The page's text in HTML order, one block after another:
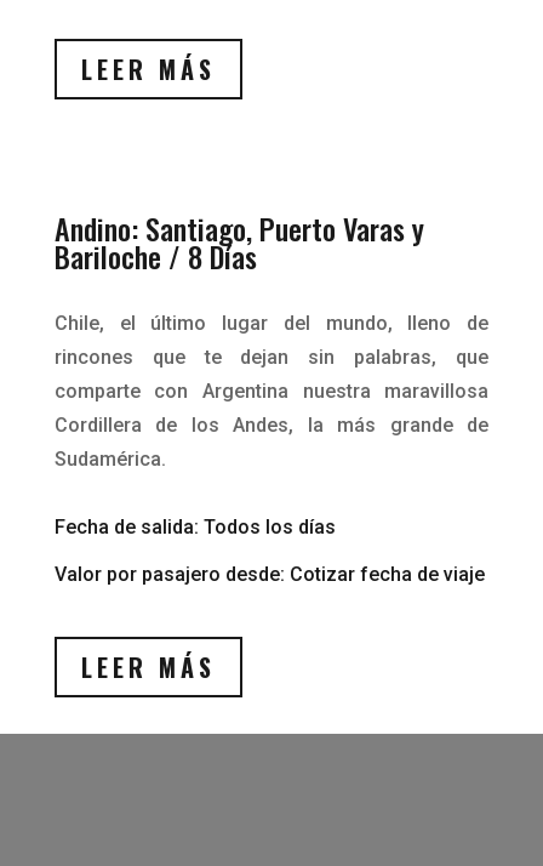
LEER MÁS
Andino: Santiago, Puerto Varas y
Bariloche / 8 Días
Chile, el último lugar del mundo, lleno de
rincones que te dejan sin palabras, que
comparte con Argentina nuestra maravillosa
Cordillera de los Andes, la más grande de
Sudamérica.
Fecha de salida: Todos los días
Valor por pasajero desde: Cotizar fecha de viaje
LEER MÁS